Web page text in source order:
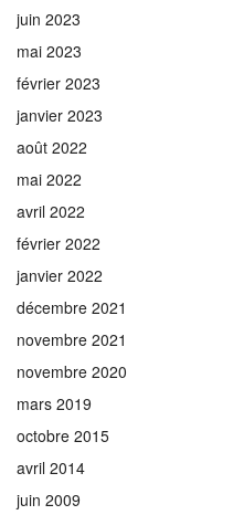
juin 2023
mai 2023
février 2023
janvier 2023
août 2022
mai 2022
avril 2022
février 2022
janvier 2022
décembre 2021
novembre 2021
novembre 2020
mars 2019
octobre 2015
avril 2014
juin 2009